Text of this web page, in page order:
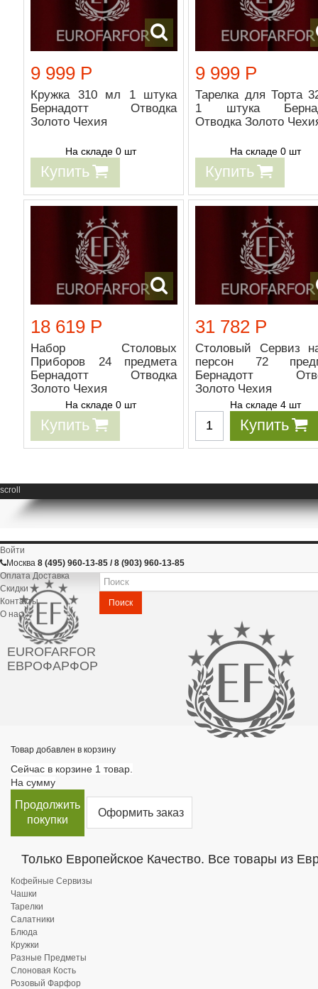
9 999 Р
Кружка 310 мл 1 штука
Бернадотт Отводка
Золото Чехия
На складе 0 шт
Купить
9 999 Р
Тарелка для Торта
1 штука
Отводка Золото
На складе 0 шт
Купить
18 619 Р
Набор Столовых
Приборов 24 предмета
Бернадотт Отводка
Золото Чехия
На складе 0 шт
Купить
31 782 Р
Столовый Сервиз
персон 72
Бернадотт
Золото Чехия
На складе 4 шт
Купить
scroll
Войти
Москва 8 (495) 960-13-85 / 8 (903) 960-13-85
Оплата Доставка
Скидки
Контакты
О нас
EUROFARFOR
ЕВРОФАРФОР
Поиск
Товар добавлен в корзину
Сейчас в корзине 1 товар.
На сумму
Продолжить
покупки
Оформить заказ
Только Европейское Качество. Все товары из
Кофейные Сервизы
Чашки
Тарелки
Салатники
Блюда
Кружки
Разные Предметы
Слоновая Кость
Розовый Фарфор